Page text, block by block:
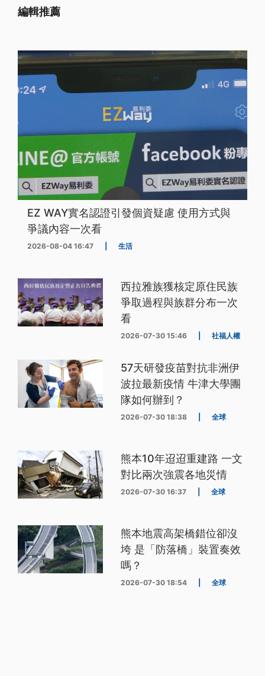
編輯推薦
EZ WAY實名認證引發個資疑慮 使用方式與
爭議內容一次看
2026-08-04 16:47 生活
西拉雅族獲核定原住民族
爭取過程與族群分布一次
看
2026-07-30 15:46 社福人權
57天研發疫苗對抗非洲伊
波拉最新疫情 牛津大學團
隊如何辦到？
2026-07-30 18:38 全球
熊本10年迢迢重建路 一文
對比兩次強震各地災情
2026-07-30 16:37 全球
熊本地震高架橋錯位卻沒
垮 是「防落橋」裝置奏效
嗎？
2026-07-30 18:54 全球